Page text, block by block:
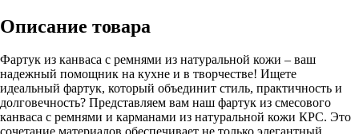
Описание товара
Фартук из канваса с ремнями из натуральной кожи – ваш
надежный помощник на кухне и в творчестве! Ищете
идеальный фартук, который объединит стиль, практичность и
долговечность? Представляем вам наш фартук из смесового
канваса с ремнями и карманами из натуральной кожи КРС. Это